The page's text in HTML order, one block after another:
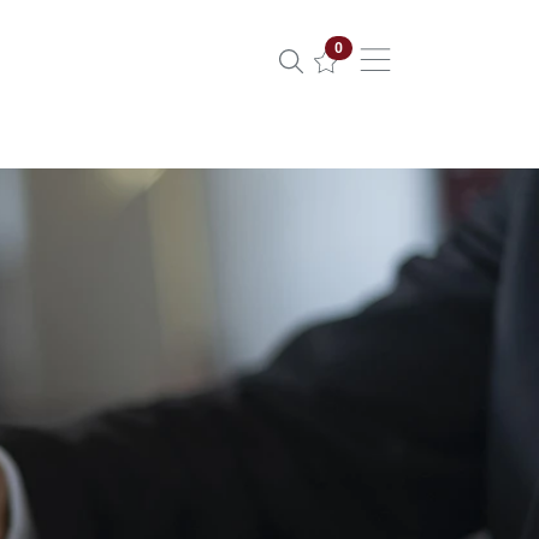
0Propiedades seleccionadas